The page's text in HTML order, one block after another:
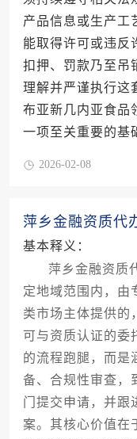
产品信息或生产工
能取得许可或违反
扣押、罚款乃至吊
理解并严谨执行这
布亚新几内亚食品
一项至关重要的基
2026-02-08
萍乡金融资质代
基本释义：
萍乡金融资质
定地域范围内，由
类市场主体提供的
可与资质认证的委
的流程跑腿，而是
备、合规性审查，
门提交申请，并跟
案。其核心价值在